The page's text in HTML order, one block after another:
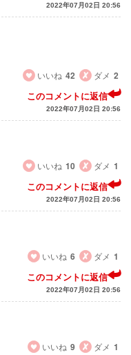
2022年07月02日 20:56
いいね 42 ダメ 2
このコメントに返信
2022年07月02日 20:56
いいね 10 ダメ 1
このコメントに返信
2022年07月02日 20:56
いいね 6 ダメ 1
このコメントに返信
2022年07月02日 20:56
いいね 9 ダメ 1